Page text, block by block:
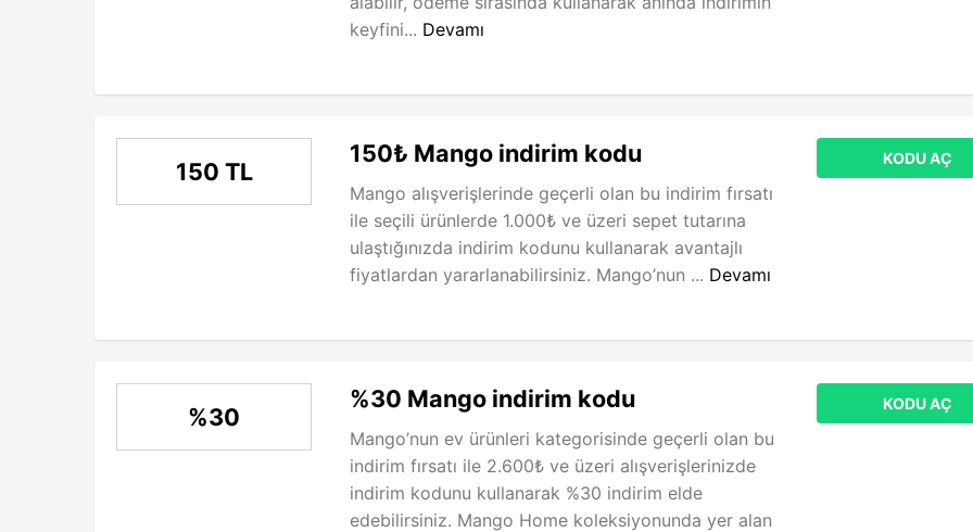
keyfini... Devamı
150 TL
150₺ Mango indirim kodu
Mango alışverişlerinde geçerli olan bu indirim fırsatı
ile seçili ürünlerde 1.000₺ ve üzeri sepet tutarına
ulaştığınızda indirim kodunu kullanarak avantajlı
fiyatlardan yararlanabilirsiniz. Mango’nun ... Devamı
KODU AÇ
%30
%30 Mango indirim kodu
Mango’nun ev ürünleri kategorisinde geçerli olan bu
indirim fırsatı ile 2.600₺ ve üzeri alışverişlerinizde
indirim kodunu kullanarak %30 indirim elde
edebilirsiniz. Mango Home koleksiyonunda yer alan
KODU AÇ